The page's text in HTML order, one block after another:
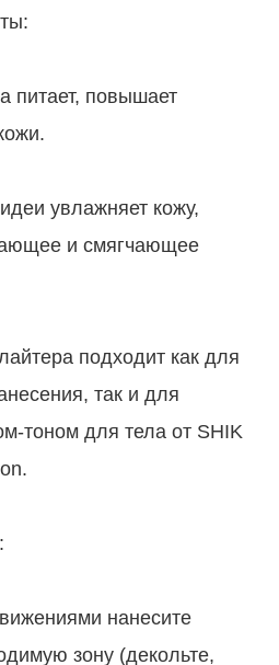
питает, повышает
увлажняет кожу,
и смягчающее
подходит как для
так и для
тоном для тела от SHIK
нанесите
зону (декольте,